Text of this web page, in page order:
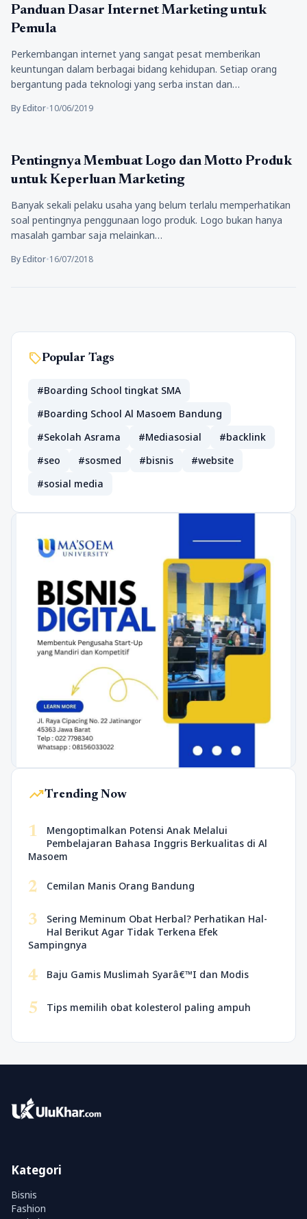
Tips Marketing
Panduan Dasar Internet Marketing untuk
Pemula
Perkembangan internet yang sangat pesat memberikan
keuntungan dalam berbagai bidang kehidupan. Setiap orang
bergantung pada teknologi yang serba instan dan…
By Editor•10/06/2019
Tips Marketing
Pentingnya Membuat Logo dan Motto Produk
untuk Keperluan Marketing
Banyak sekali pelaku usaha yang belum terlalu memperhatikan
soal pentingnya penggunaan logo produk. Logo bukan hanya
masalah gambar saja melainkan…
By Editor•16/07/2018
sellPopular Tags
#Boarding School tingkat SMA
#Boarding School Al Masoem Bandung
#Sekolah Asrama
#Mediasosial
#backlink
#seo
#sosmed #bisnis
#website
#sosial media
trending_upTrending Now
1
Mengoptimalkan Potensi Anak Melalui
Pembelajaran Bahasa Inggris Berkualitas di Al
Masoem
2 Cemilan Manis Orang Bandung
3
Sering Meminum Obat Herbal? Perhatikan Hal-
Hal Berikut Agar Tidak Terkena Efek
Sampingnya
4 Baju Gamis Muslimah Syarâ€™I dan Modis
5 Tips memilih obat kolesterol paling ampuh
Kategori
Bisnis
Fashion